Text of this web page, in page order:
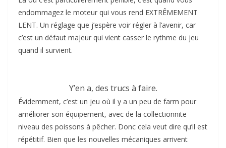
endommagez le moteur qui vous rend EXTRÊMEMENT
LENT. Un réglage que j’espère voir régler à l’avenir, car
c’est un défaut majeur qui vient casser le rythme du jeu
quand il survient.
Y’en a, des trucs à faire.
Évidemment, c’est un jeu où il y a un peu de farm pour
améliorer son équipement, avec de la collectionnite
niveau des poissons à pêcher. Donc cela veut dire qu’il est
répétitif. Bien que les nouvelles mécaniques arrivent